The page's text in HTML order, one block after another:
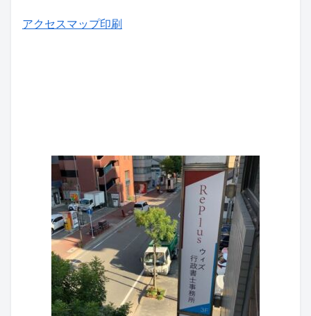
アクセスマップ印刷